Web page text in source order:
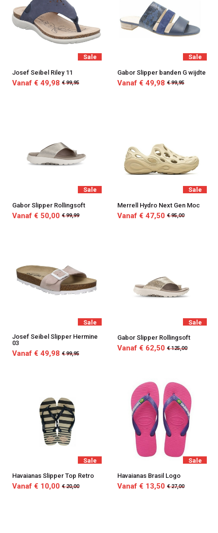
Sale
Josef Seibel Riley 11
Vanaf € 49,98 € 99,95
Sale
Gabor Slipper banden G wijdte
Vanaf € 49,98 € 99,95
Sale
Gabor Slipper Rollingsoft
Vanaf € 50,00 € 99,99
Sale
Merrell Hydro Next Gen Moc
Vanaf € 47,50 € 95,00
Sale
Josef Seibel Slipper Hermine
03
Vanaf € 49,98 € 99,95
Sale
Gabor Slipper Rollingsoft
Vanaf € 62,50 € 125,00
Sale
Havaianas Slipper Top Retro
Vanaf € 10,00 € 20,00
Sale
Havaianas Brasil Logo
Vanaf € 13,50 € 27,00